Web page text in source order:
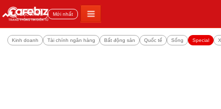
Đọc nhiều Mới nhất
Kinh doanh Tài chính ngân hàng Bất động sản Quốc tế Sống Special